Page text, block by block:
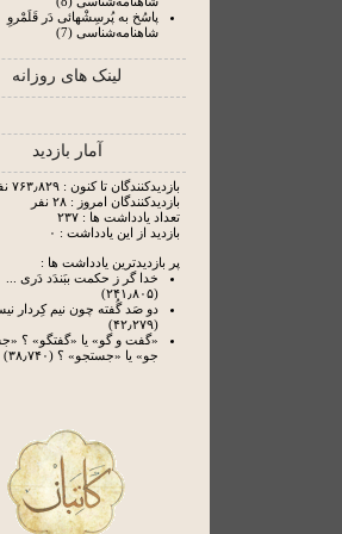
پاسُخ به پُرسِشْهائی دَر قَلَمْروِ
شاهنامه‌شناسی (7)
لینک های روزانه
آمار بازدید
بازدیدکنندگان تا کنون : ۷۶۳٫۸۲۹ نفر
بازدیدکنندگان امروز : ۲۸ نفر
تعداد یادداشت ها : ۲۳۷
بازدید از این یادداشت : ۰
پر بازدیدترین یادداشت ها :
خدا گر ز حکمت ببَندَد دَری ...
(۲۴۱٫۸۰۵)
دو صَد گُفته چون نیم کِردار
(۴۲٫۲۷۹)
«گفت و گو» یا «گفتگو» ؟
جو» یا «جستجو» ؟ (۳۸٫۷۴۰)